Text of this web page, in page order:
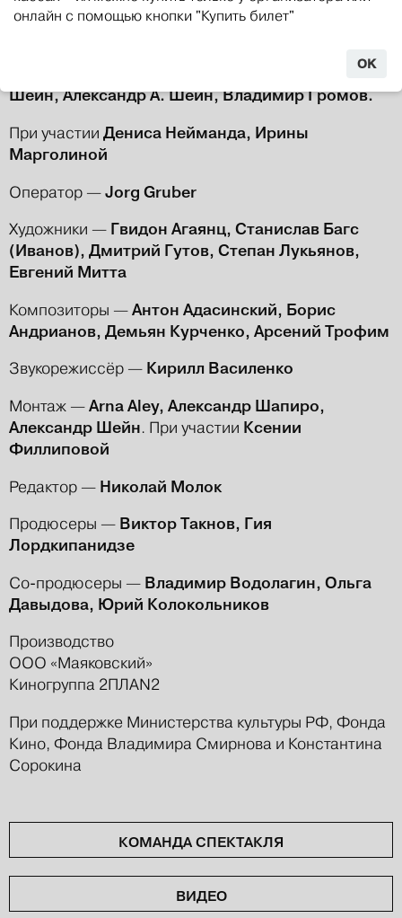
художника в эпоху культурных и социальных
Аркадий Ваксберг, Александр С.
Шейн, Александр А. Шейн, Владимир Громов.
При участии Дениса Нейманда, Ирины
Марголиной
Оператор — Jorg Gruber
Художники — Гвидон Агаянц, Станислав Багс
(Иванов), Дмитрий Гутов, Степан Лукьянов,
Евгений Митта
Композиторы — Антон Адасинский, Борис
Андрианов, Демьян Курченко, Арсений Трофим
Звукорежиссёр — Кирилл Василенко
Монтаж — Arna Aley, Александр Шапиро,
Александр Шейн. При участии Ксении
Филлиповой
Редактор — Николай Молок
Продюсеры — Виктор Такнов, Гия
Лордкипанидзе
Со-продюсеры — Владимир Водолагин, Ольга
Давыдова, Юрий Колокольников
Производство
ООО «Маяковский»
Киногруппа 2ПЛАN2
При поддержке Министерства культуры РФ, Фонда
Кино, Фонда Владимира Смирнова и Константина
Сорокина
КОМАНДА СПЕКТАКЛЯ
ВИДЕО
онлайн с помощью кнопки "Купить билет"
OK